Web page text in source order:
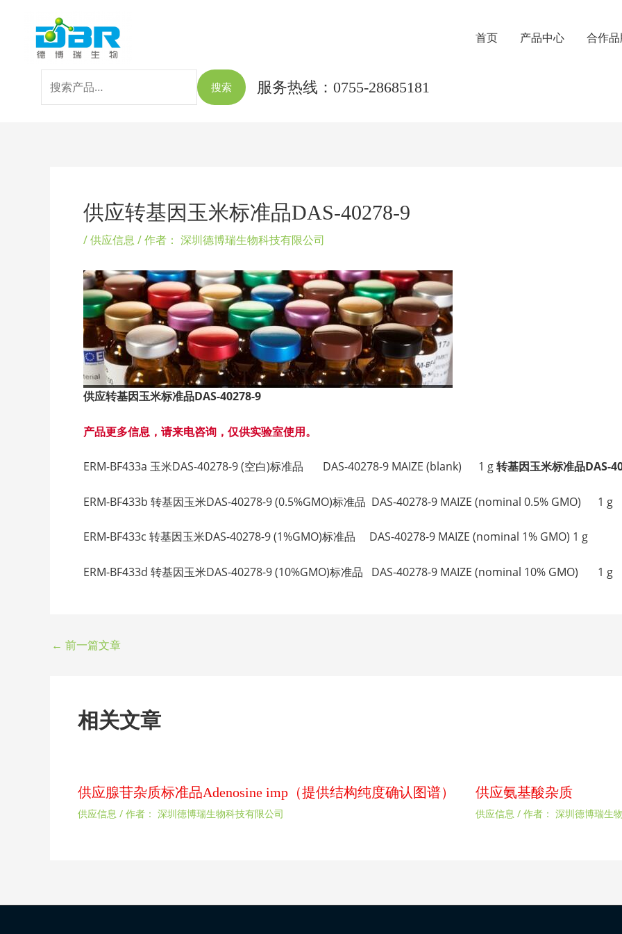
首页 产品中心 合作
索：
搜索 服务热线：0755-28685181
供应转基因玉米标准品DAS-40278-9
/供应信息 / 作者： 深圳德博瑞生物科技有限公司
供应转基因玉米标准品DAS-40278-9
产品更多信息，请来电咨询，仅供实验室使用。
ERM-BF433a 玉米DAS-40278-9 (空白)标准品 DAS-40278-9 MAIZE (blank) 1 g转基因玉米标准品DAS-
ERM-BF433b 转基因玉米DAS-40278-9 (0.5%GMO)标准品 DAS-40278-9 MAIZE (nominal 0.5% GMO) 1 g
ERM-BF433c 转基因玉米DAS-40278-9 (1%GMO)标准品 DAS-40278-9 MAIZE (nominal 1% GMO) 1 g
ERM-BF433d 转基因玉米DAS-40278-9 (10%GMO)标准品 DAS-40278-9 MAIZE (nominal 10% GMO) 1 g
← 前一篇文章
相关文章
供应腺苷杂质标准品Adenosine imp（提供结构纯度确认图谱）
供应信息 / 作者： 深圳德博瑞生物科技有限公司
供应氨基酸杂质
供应信息 / 作者： 深圳德博瑞生